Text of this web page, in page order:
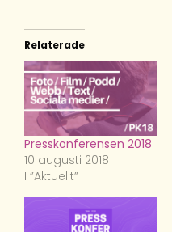
Relaterade
Presskonferensen 2018
10 augusti 2018
I ”Aktuellt”